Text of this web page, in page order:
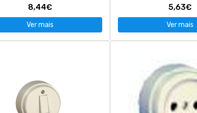
8,44€
Ver mais
5,63€
Ver mais